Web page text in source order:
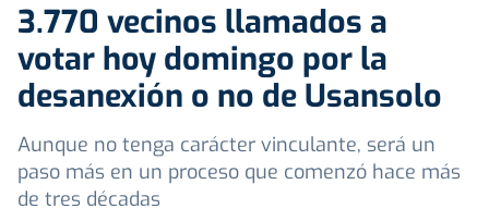
3.770 vecinos llamados a
votar hoy domingo por la
desanexión o no de Usansolo
Aunque no tenga carácter vinculante, será un
paso más en un proceso que comenzó hace más
de tres décadas